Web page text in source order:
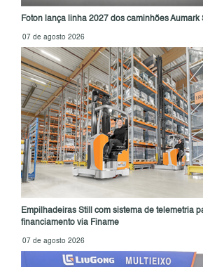
Foton lança linha 2027 dos caminhões Aumark
07 de agosto 2026
Empilhadeiras Still com sistema de telemetria
financiamento via Finame
07 de agosto 2026